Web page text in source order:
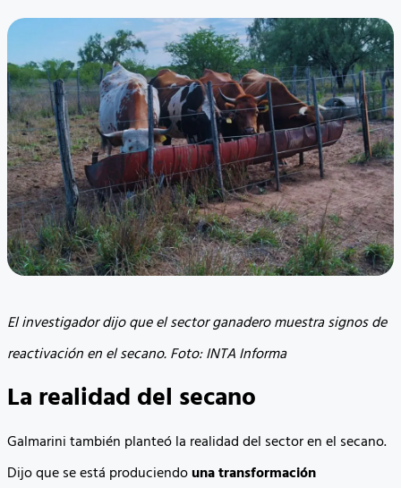
El investigador dijo que el sector ganadero muestra signos de
reactivación en el secano. Foto: INTA Informa
La realidad del secano
Galmarini también planteó la realidad del sector en el secano.
Dijo que se está produciendouna transformación